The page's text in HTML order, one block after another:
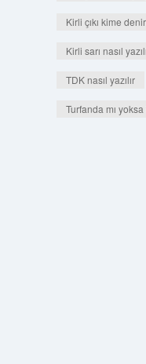
Kirli çıkı kime denir
Kirli sarı nasıl
TDK nasıl yazılır
Turfanda mı yoksa